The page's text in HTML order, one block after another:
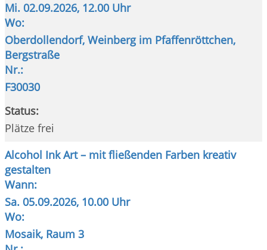
Mi. 02.09.2026, 12.00 Uhr
Wo:
Oberdollendorf, Weinberg im Pfaffenröttchen,
Bergstraße
Nr.:
F30030
Status:
Plätze frei
Alcohol Ink Art – mit fließenden Farben kreativ
gestalten
Wann:
Sa. 05.09.2026, 10.00 Uhr
Wo:
Mosaik, Raum 3